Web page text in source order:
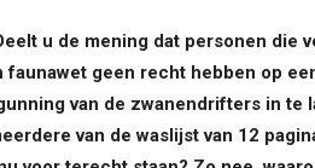
u de mening dat personen die
faunawet geen recht hebben op
van de zwanendrifters in
van de waslijst van 12